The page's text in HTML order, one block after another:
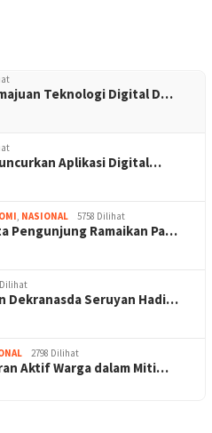
Teknologi Digital D…
Aplikasi Digital…
, NASIONAL 5758 Dilihat
Pengunjung Ramaikan Pa…
Dilihat
Dekranasda Seruyan Hadi…
2798 Dilihat
Aktif Warga dalam Miti…